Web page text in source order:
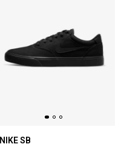
NIKE SB